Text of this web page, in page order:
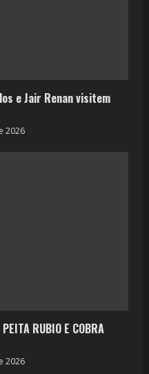
e Jair Renan visitem
2026
RUBIO E COBRA
2026